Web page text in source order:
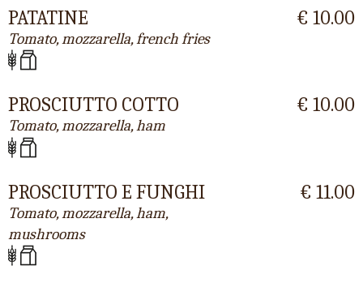
PATATINE
Tomato, mozzarella, french fries
€ 10.00
PROSCIUTTO COTTO
Tomato, mozzarella, ham
€ 10.00
PROSCIUTTO E FUNGHI
Tomato, mozzarella, ham,
mushrooms
€ 11.00